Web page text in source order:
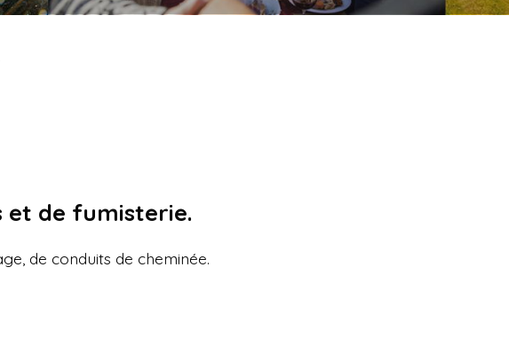
et de fumisterie.
de conduits de cheminée.